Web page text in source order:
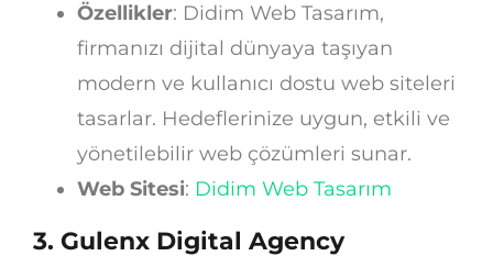
Özellikler: Didim Web Tasarım,
firmanızı dijital dünyaya taşıyan
modern ve kullanıcı dostu web siteleri
tasarlar. Hedeflerinize uygun, etkili ve
yönetilebilir web çözümleri sunar.
Web Sitesi: Didim Web Tasarım
3. Gulenx Digital Agency